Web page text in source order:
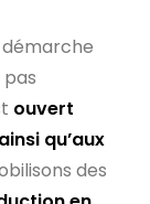
démarche
pas
ouvert
qu’aux
des